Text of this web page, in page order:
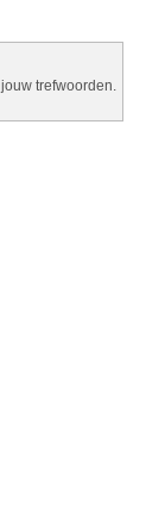
trefwoorden.